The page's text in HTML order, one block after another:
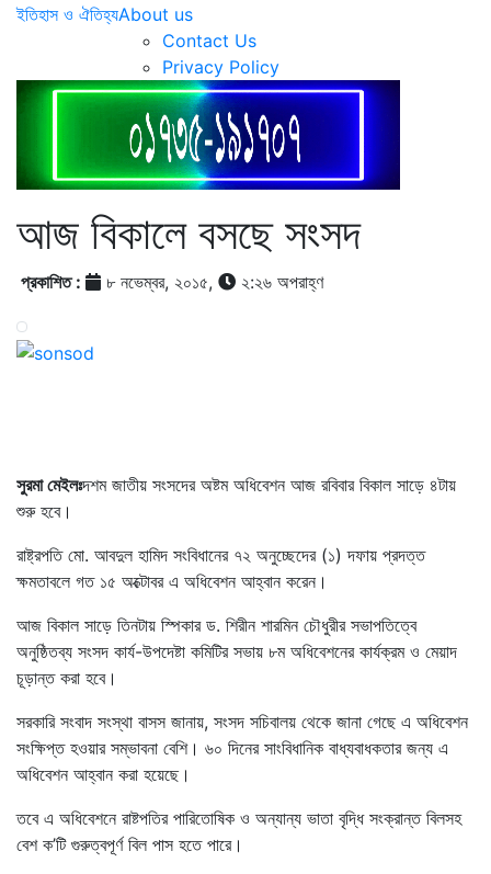
ইতিহাস ও ঐতিহ্যAbout us
Contact Us
Privacy Policy
আজ বিকালে বসছে সংসদ
প্রকাশিত : ৮ নভেম্বর, ২০১৫, ২:২৬ অপরাহ্ণ
সুরমা মেইলঃদশম জাতীয় সংসদের অষ্টম অধিবেশন আজ রবিবার বিকাল সাড়ে ৪টায়
শুরু হবে।
রাষ্ট্রপতি মো. আবদুল হামিদ সংবিধানের ৭২ অনুচ্ছেদের (১) দফায় প্রদত্ত
ক্ষমতাবলে গত ১৫ অক্টোবর এ অধিবেশন আহ্বান করেন।
আজ বিকাল সাড়ে তিনটায় স্পিকার ড. শিরীন শারমিন চৌধুরীর সভাপতিত্বে
অনুষ্ঠিতব্য সংসদ কার্য-উপদেষ্টা কমিটির সভায় ৮ম অধিবেশনের কার্যক্রম ও মেয়াদ
চূড়ান্ত করা হবে।
সরকারি সংবাদ সংস্থা বাসস জানায়, সংসদ সচিবালয় থেকে জানা গেছে এ অধিবেশন
সংক্ষিপ্ত হওয়ার সম্ভাবনা বেশি। ৬০ দিনের সাংবিধানিক বাধ্যবাধকতার জন্য এ
অধিবেশন আহ্বান করা হয়েছে।
তবে এ অধিবেশনে রাষ্টপতির পারিতোষিক ও অন্যান্য ভাতা বৃদ্ধি সংক্রান্ত বিলসহ
বেশ ক’টি গুরুত্বপূর্ণ বিল পাস হতে পারে।